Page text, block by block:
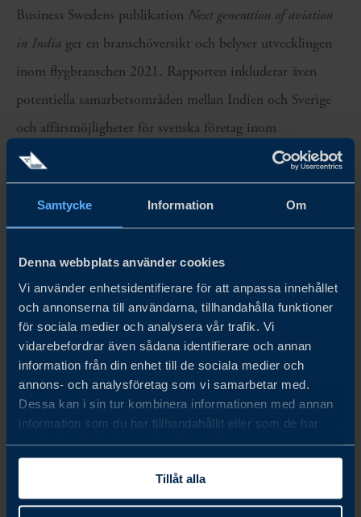
Samtycke Information Om
Denna webbplats använder cookies
Vi använder enhetsidentifierare för att anpassa innehållet
och annonserna till användarna, tillhandahålla funktioner
för sociala medier och analysera vår trafik. Vi
vidarebefordrar även sådana identifierare och annan
information från din enhet till de sociala medier och
annons- och analysföretag som vi samarbetar med.
Dessa kan i sin tur kombinera informationen med annan
information som du har tillhandahållit eller som de har
samlat in när du har använt deras tjänster.
Tillåt alla
LUDVIG HERMANSSON
Country Manager
Singapore
Business Swedens publikation Next generation of aviation
in India ger en branschöversikt och belyser utvecklingen
inom flygbranschen 2021. Rapporten inkluderar även
potentiella samarbetsområden mellan Indien och Sverige
och affärsmöjligheter för svenska företag inom
flygsektorn.
Share
linkedin
Share
facebook
Share
Twitter